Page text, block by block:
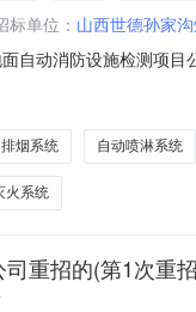
标单位： 山西世德孙家
自动消防设施检测项
采购人为山西世德孙
排烟系统 自动喷淋系统
火系统
重招的(第1次重